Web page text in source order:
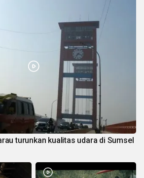
turunkan kualitas udara di Sumsel